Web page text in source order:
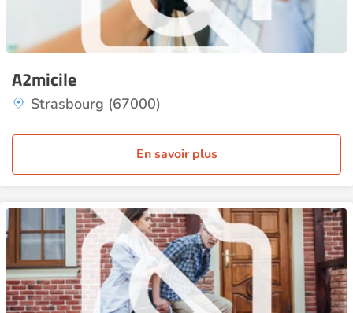
A2micile
Strasbourg (67000)
En savoir plus